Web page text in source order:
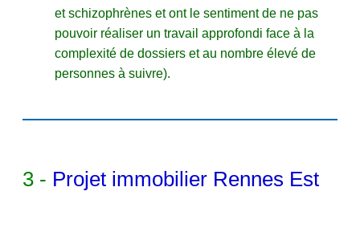
et schizophrènes et ont le sentiment de ne pas
pouvoir réaliser un travail approfondi face à la
complexité de dossiers et au nombre élevé de
personnes à suivre).
3 - Projet immobilier Rennes Est